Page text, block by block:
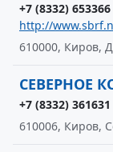
+7 (8332) 653366
http://
610000, Киров,
СЕВЕРНОЕ
+7 (8332) 361631
610006, Киров,